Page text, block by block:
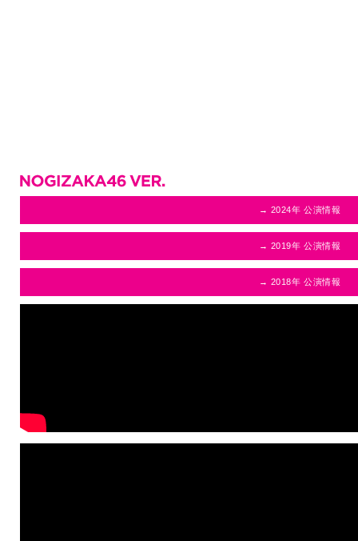
→ 2024年 公演情報
→ 2019年 公演情報
→ 2018年 公演情報